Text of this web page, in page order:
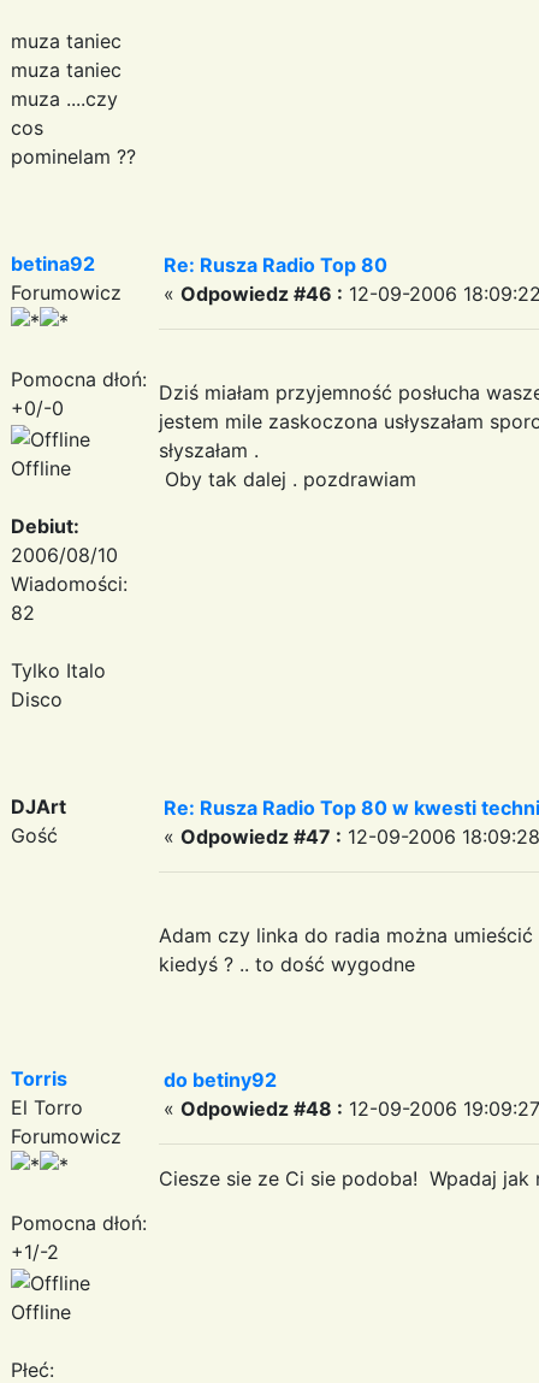
muza taniec
muza taniec
muza ....czy
cos
pominelam ??
betina92
Forumowicz
Pomocna dłoń:
+0/-0
Offline
Debiut:
2006/08/10
Wiadomości:
82
Tylko Italo
Disco
Re: Rusza Radio Top 80
« Odpowiedz #46 : 12-09-2006
Dziś miałam przyjemność posłucha
jestem mile zaskoczona usłyszałam
słyszałam .
Oby tak dalej . pozdrawiam
DJArt
Gość
Re: Rusza Radio Top 80 w kwesti
« Odpowiedz #47 : 12-09-2006
Adam czy linka do radia można
kiedyś ? .. to dość wygodne
Torris
El Torro
Forumowicz
Pomocna dłoń:
+1/-2
Offline
Płeć:
do betiny92
« Odpowiedz #48 : 12-09-2006
Ciesze sie ze Ci sie podoba! Wpadaj jak